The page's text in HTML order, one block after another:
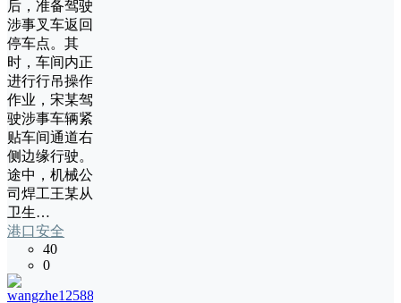
后，准备驾驶
涉事叉车返回
停车点。其
时，车间内正
进行行吊操作
作业，宋某驾
驶涉事车辆紧
贴车间通道右
侧边缘行驶。
途中，机械公
司焊工王某从
卫生…
港口安全
40
0